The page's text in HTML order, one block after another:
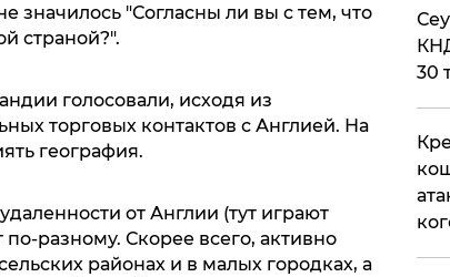
значилось "Согласны ли вы с тем, что
страной?".
голосовали, исходя из
торговых контактов с Англией. На
география.
от Англии (тут играют
разному. Скорее всего, активно
районах и в малых городках, а
30